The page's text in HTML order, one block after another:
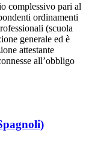
complessivo pari al
ordinamenti
(scuola
generale ed è
attestante
all’obbligo